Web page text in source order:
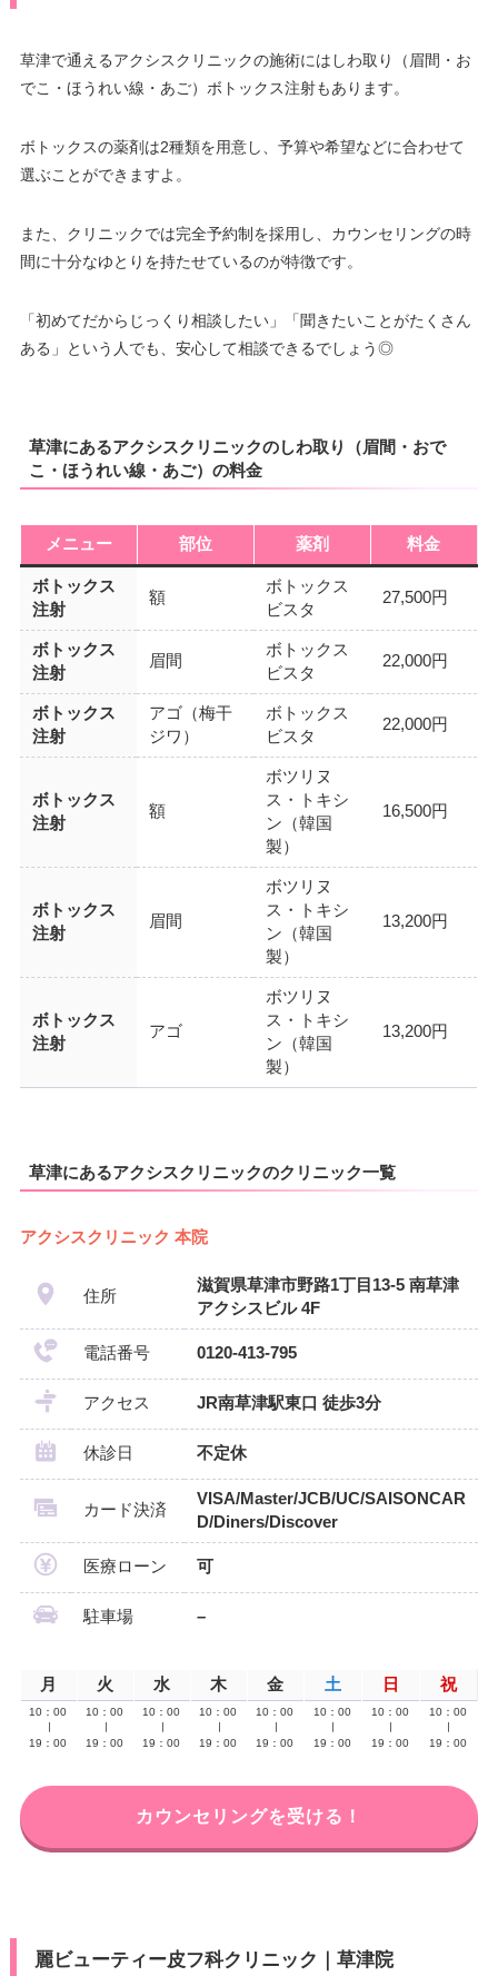
草津で通えるアクシスクリニックの施術にはしわ取り（眉間・お
でこ・ほうれい線・あご）ボトックス注射もあります。
ボトックスの薬剤は2種類を用意し、予算や希望などに合わせて
選ぶことができますよ。
また、クリニックでは完全予約制を採用し、カウンセリングの時
間に十分なゆとりを持たせているのが特徴です。
「初めてだからじっくり相談したい」「聞きたいことがたくさん
ある」という人でも、安心して相談できるでしょう◎
草津にあるアクシスクリニックのしわ取り（眉間・おで
こ・ほうれい線・あご）の料金
メニュー 部位 薬剤 料金
ボトックス
注射
額
ボトックス
ビスタ
27,500円
ボトックス
注射
眉間
ボトックス
ビスタ
22,000円
ボトックス
注射
アゴ（梅干
ジワ）
ボトックス
ビスタ
22,000円
ボトックス
注射
額
ボツリヌ
ス・トキシ
ン（韓国
製）
16,500円
ボトックス
注射
眉間
ボツリヌ
ス・トキシ
ン（韓国
製）
13,200円
ボトックス
注射
アゴ
ボツリヌ
ス・トキシ
ン（韓国
製）
13,200円
草津にあるアクシスクリニックのクリニック一覧
アクシスクリニック 本院
住所
滋賀県草津市野路1丁目13-5 南草津
アクシスビル 4F
電話番号 0120-413-795
アクセス JR南草津駅東口 徒歩3分
休診日 不定休
カード決済
VISA/Master/JCB/UC/SAISONCAR
D/Diners/Discover
医療ローン 可
駐車場 –
月 火 水 木 金 土 日 祝
10：00
19：00
10：00
19：00
10：00
19：00
10：00
19：00
10：00
19：00
10：00
19：00
10：00
19：00
10：00
19：00
カウンセリングを受ける！
麗ビューティー皮フ科クリニック｜草津院